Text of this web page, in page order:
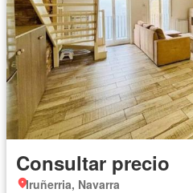
Consultar precio
Iruñerria, Navarra